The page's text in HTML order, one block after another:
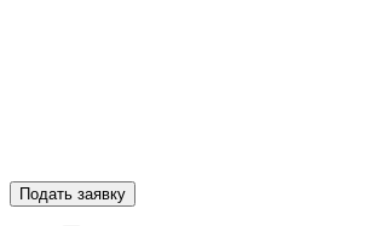
Подать заявку